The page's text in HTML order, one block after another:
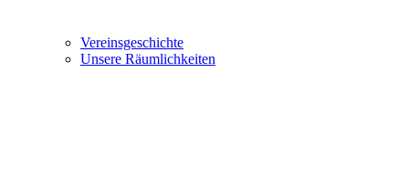
Vereinsgeschichte
Unsere Räumlichkeiten